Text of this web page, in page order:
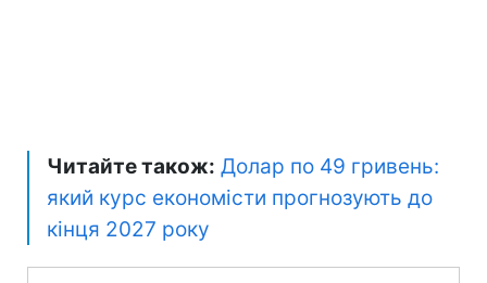
Читайте також: Долар по 49 гривень:
який курс економісти прогнозують до
кінця 2027 року